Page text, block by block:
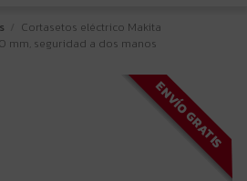
Cortasetos eléctrico Makita
mm, seguridad a dos manos
ENVÍO GRATIS